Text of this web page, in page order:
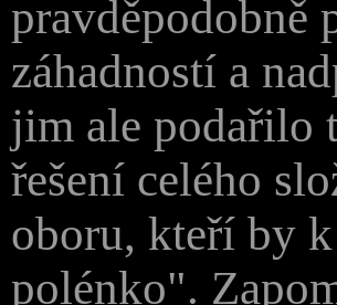
pravděpodobně
záhadností a
jim ale podařilo
řešení celého
oboru, kteří by
polénko".